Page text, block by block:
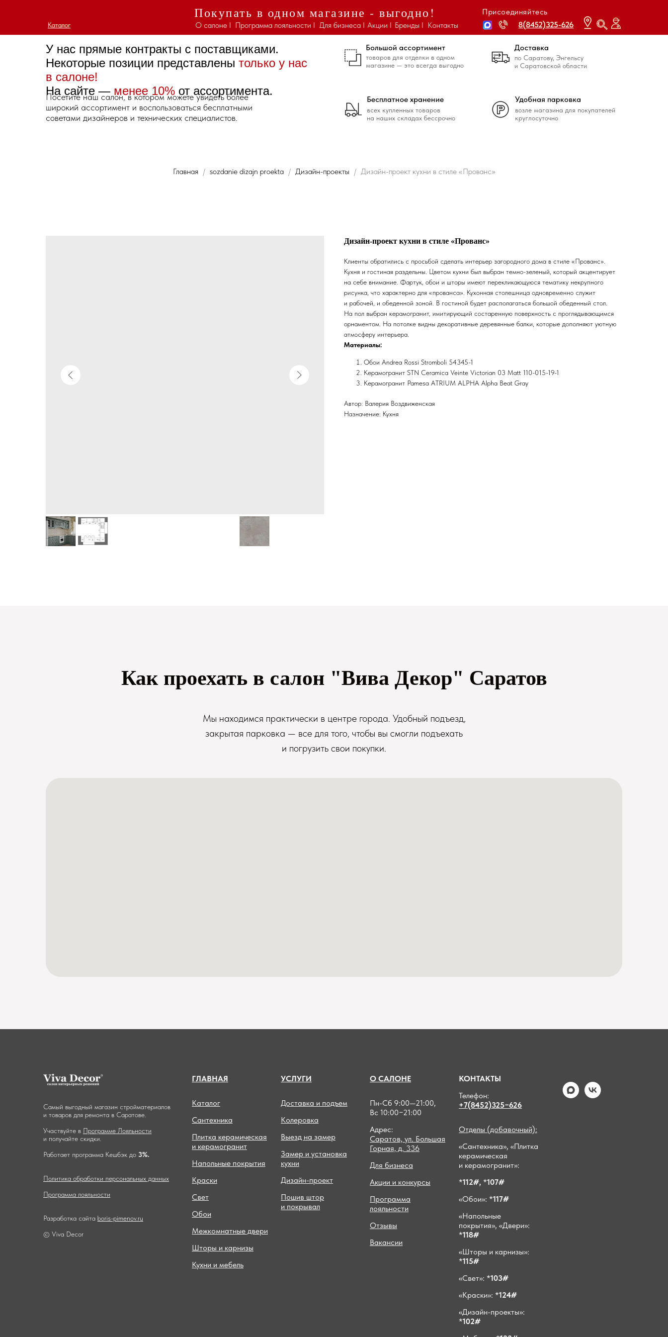
8(8452)325-626
8(8452)325-626
Покупать в одном магазине - выгодно!
Контакты
Бренды I
Акции I
Для бизнеса I
Присоединяйтесь
Каталог
Каталог Программа лояльности I
О салоне I
возле магазина для покупателей
круглосуточно
Удобная парковка
всех купленных товаров
на наших складах бессрочно
Бесплатное хранение
товаров для отделки в одном
магазине — это всегда выгодно
Большой ассортимент
по Саратову, Энгельсу
и Саратовской области
Доставка
У нас прямые контракты с поставщиками.
Некоторые позиции представлены только у нас
в салоне!
На сайте — менее 10% от ассортимента.
Посетите наш салон, в котором можете увидеть более
широкий ассортимент и воспользоваться бесплатными
советами дизайнеров и технических специалистов.
Главная sozdanie dizajn proekta Дизайн-проекты Дизайн-проект кухни в стиле «Прованс»
Дизайн-проект кухни в стиле «Прованс»
Клиенты обратились с просьбой сделать интерьер загородного дома в стиле «Прованс».
Кухня и гостиная раздельны. Цветом кухни был выбран темно-зеленый, который акцентирует
на себе внимание. Фартук, обои и шторы имеют перекликающуюся тематику некрупного
рисунка, что характерно для «прованса». Кухонная столешница одновременно служит
и рабочей, и обеденной зоной. В гостиной будет располагаться большой обеденный стол.
На пол выбран керамогранит, имитирующий состаренную поверхность с проглядывающимся
орнаментом. На потолке видны декоративные деревянные балки, которые дополняют уютную
атмосферу интерьера.
Материалы:
Обои Andrea Rossi Stromboli 54345-1
Керамогранит STN Ceramica Veinte Victorian 03 Matt 110-015-19-1
Керамогранит Pamesa ATRIUM ALPHA Alpha Beat Gray
Автор: Валерия Воздвиженская
Назначение: Кухня
Как проехать в салон "Вива Декор" Саратов
Мы находимся практически в центре города. Удобный подъезд,
закрытая парковка — все для того, чтобы вы смогли подъехать
и погрузить свои покупки.
Самый выгодный магазин стройматериалов
и товаров для ремонта в Саратове.
Участвуйте в Программе Лояльности
и получайте скидки.
Работает программа Кешбэк до 3%.
Политика обработки персональных данных
Программа лояльности
Разработка сайта boris-pimenov.ru
© Viva Decor
ГЛАВНАЯ
Каталог
Сантехника
Плитка керамическая
и керамогранит
Напольные покрытия
Краски
Свет
Обои
Межкомнатные двери
Шторы и карнизы
Кухни и мебель
УСЛУГИ
Доставка и подъем
Колеровка
Выезд на замер
Замер и установка
кухни
Дизайн-проект
Пошив штор
и покрывал
О САЛОНЕ
Пн-Сб 9:00—21:00,
Вс 10:00−21:00
Адрес:
Саратов, ул. Большая
Горная, д. 336
Для бизнеса
Акции и конкурсы
Программа
лояльности
Отзывы
Вакансии
КОНТАКТЫ
Телефон:
+7(8452)325−626
Отделы (добавочный):
«Сантехника», «Плитка
керамическая
и керамогранит»:
*112#, *107#
«Обои»: *117#
«Напольные
покрытия», «Двери»:
*118#
«Шторы и карнизы»:
*115#
«Свет»: *103#
«Краски»: *124#
«Дизайн-проекты»:
*102#